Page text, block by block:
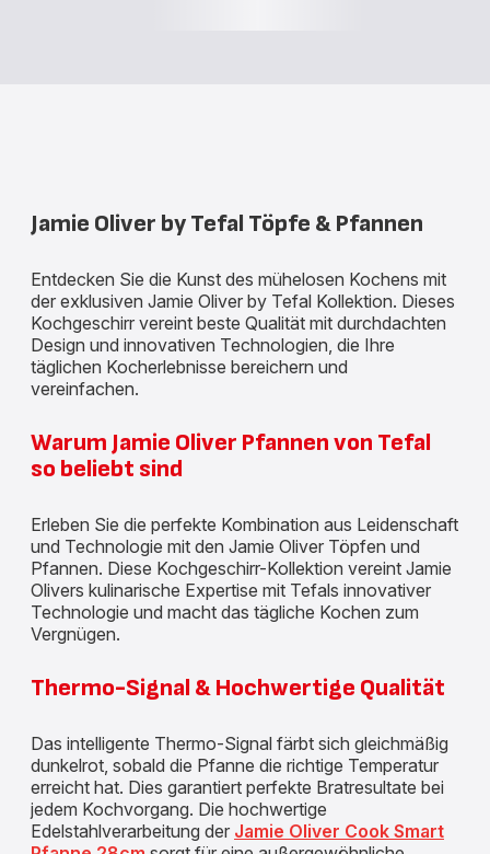
Jamie Oliver by Tefal Töpfe & Pfannen
Entdecken Sie die Kunst des mühelosen Kochens mit
der exklusiven Jamie Oliver by Tefal Kollektion. Dieses
Kochgeschirr vereint beste Qualität mit durchdachten
Design und innovativen Technologien, die Ihre
täglichen Kocherlebnisse bereichern und
vereinfachen.
Warum Jamie Oliver Pfannen von Tefal
so beliebt sind
Erleben Sie die perfekte Kombination aus Leidenschaft
und Technologie mit den Jamie Oliver Töpfen und
Pfannen. Diese Kochgeschirr-Kollektion vereint Jamie
Olivers kulinarische Expertise mit Tefals innovativer
Technologie und macht das tägliche Kochen zum
Vergnügen.
Thermo-Signal & Hochwertige Qualität
Das intelligente Thermo-Signal färbt sich gleichmäßig
dunkelrot, sobald die Pfanne die richtige Temperatur
erreicht hat. Dies garantiert perfekte Bratresultate bei
jedem Kochvorgang. Die hochwertige
Edelstahlverarbeitung der Jamie Oliver Cook Smart